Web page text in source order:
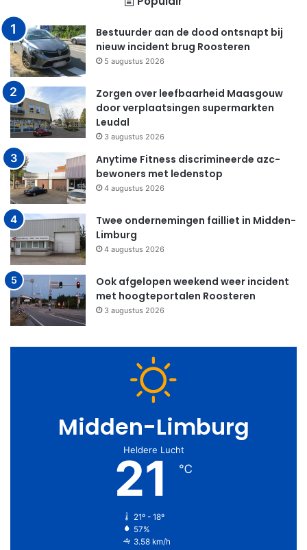
Bestuurder aan de dood ontsnapt bij
nieuw incident brug Roosteren
5 augustus 2026
Zorgen over leefbaarheid Maasgouw
door verplaatsingen supermarkten
Leudal
3 augustus 2026
Anytime Fitness discrimineerde azc-
bewoners met ledenstop
4 augustus 2026
Twee ondernemingen failliet in Midden-
Limburg
4 augustus 2026
Ook afgelopen weekend weer incident
met hoogteportalen Roosteren
3 augustus 2026
Midden-Limburg
Heldere Lucht
21 ℃
21º - 18º
57%
3.58 km/h